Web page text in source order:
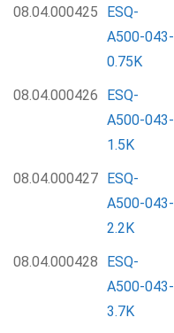
08.04.000425
ESQ-
A500-043-
0.75K
08.04.000426
ESQ-
A500-043-
1.5K
08.04.000427 ESQ-
A500-043-
2.2K
08.04.000428
ESQ-
A500-043-
3.7K